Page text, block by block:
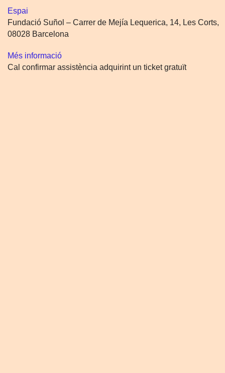
Espai
Fundació Suñol – Carrer de Mejía Lequerica, 14, Les Corts,
08028 Barcelona
Més informació
Cal confirmar assistència adquirint un ticket gratuït